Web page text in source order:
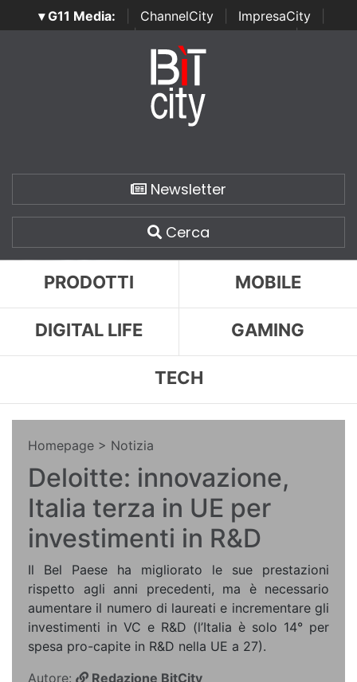
▾ G11 Media: ChannelCity ImpresaCity
SecurityOpenLab | Italian Channel Awards | Italian
Italian Security Awards
Newsletter
Cerca
PRODOTTI MOBILE
DIGITAL LIFE GAMING
TECH
Homepage > Notizia
Deloitte: innovazione,
Italia terza in UE per
investimenti in R&D
Il Bel Paese ha migliorato le sue prestazioni
rispetto agli anni precedenti, ma è necessario
aumentare il numero di laureati e incrementare gli
investimenti in VC e R&D (l’Italia è solo 14° per
spesa pro-capite in R&D nella UE a 27).
Autore:
Redazione BitCity